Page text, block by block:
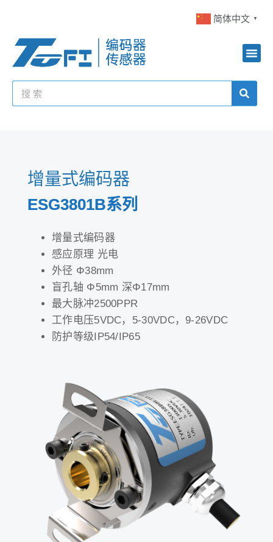
简体中文 ▼
增量式编码器
ESG3801B系列
增量式编码器
感应原理 光电
外径 Φ38mm
盲孔轴 Φ5mm 深Φ17mm
最大脉冲2500PPR
工作电压5VDC，5-30VDC，9-26VDC
防护等级IP54/IP65